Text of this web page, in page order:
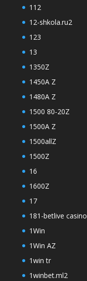
112
12-shkola.ru2
123
13
1350Z
1450A Z
1480A Z
1500 80-20Z
1500A Z
1500allZ
1500Z
16
1600Z
17
181-betlive casino
1Win
1Win AZ
1win tr
1winbet.ml2